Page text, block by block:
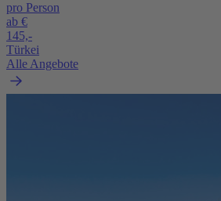
pro Person
ab €
145,-
Türkei
Alle Angebote